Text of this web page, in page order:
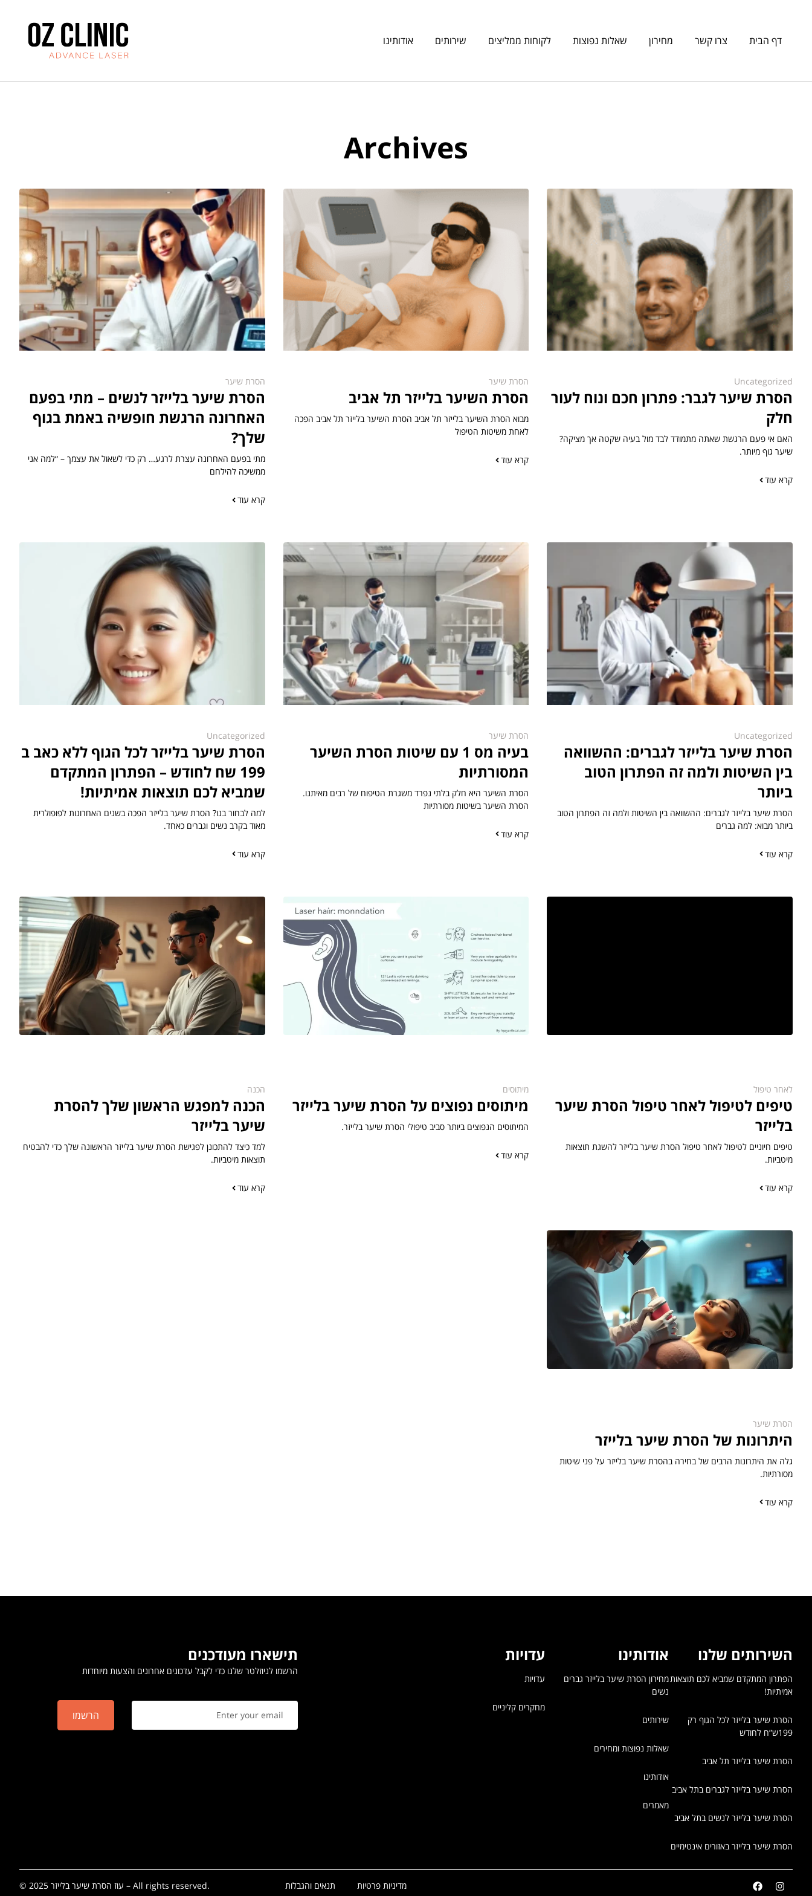
אודותינו שירותים לקוחות ממליצים שאלות נפוצות מחירון צרו קשר דף הבית
Archives
Uncategorized
הסרת שיער לגבר: פתרון חכם ונוח לעור
חלק
האם אי פעם הרגשת שאתה מתמודד לבד מול בעיה שקטה אך מציקה?
שיער גוף מיותר.
קרא עוד
הסרת שיער
הסרת השיער בלייזר תל אביב
מבוא הסרת השיער בלייזר תל אביב הסרת השיער בלייזר תל אביב הפכה
לאחת משיטות הטיפול
קרא עוד
הסרת שיער
הסרת שיער בלייזר לנשים – מתי בפעם
האחרונה הרגשת חופשיה באמת בגוף
שלך?
מתי בפעם האחרונה עצרת לרגע… רק כדי לשאול את עצמך – “למה אני
ממשיכה להילחם
קרא עוד
Uncategorized
הסרת שיער בלייזר לגברים: ההשוואה
בין השיטות ולמה זה הפתרון הטוב
ביותר
הסרת שיער בלייזר לגברים: ההשוואה בין השיטות ולמה זה הפתרון הטוב
ביותר מבוא: למה גברים
קרא עוד
הסרת שיער
בעיה מס 1 עם שיטות הסרת השיער
המסורתיות
הסרת השיער היא חלק בלתי נפרד משגרת הטיפוח של רבים מאיתנו.
הסרת השיער בשיטות מסורתיות
קרא עוד
Uncategorized
הסרת שיער בלייזר לכל הגוף ללא כאב ב
199 שח לחודש – הפתרון המתקדם
שמביא לכם תוצאות אמיתיות!
למה לבחור בנו? הסרת שיער בלייזר הפכה בשנים האחרונות לפופולרית
מאוד בקרב נשים וגברים כאחד.
קרא עוד
לאחר טיפול
טיפים לטיפול לאחר טיפול הסרת שיער
בלייזר
טיפים חיוניים לטיפול לאחר טיפול הסרת שיער בלייזר להשגת תוצאות
מיטביות.
קרא עוד
מיתוסים
מיתוסים נפוצים על הסרת שיער בלייזר
המיתוסים הנפוצים ביותר סביב טיפולי הסרת שיער בלייזר.
קרא עוד
הכנה
הכנה למפגש הראשון שלך להסרת
שיער בלייזר
למד כיצד להתכונן לפגישת הסרת שיער בלייזר הראשונה שלך כדי להבטיח
תוצאות מיטביות.
קרא עוד
הסרת שיער
היתרונות של הסרת שיער בלייזר
גלה את היתרונות הרבים של בחירה בהסרת שיער בלייזר על פני שיטות
מסורתיות.
קרא עוד
השירותים שלנו
הפתרון המתקדם שמביא לכם תוצאות
אמיתיות!
199ש”ח לחודש
הסרת שיער בלייזר תל אביב
הסרת שיער בלייזר לגברים בתל אביב
הסרת שיער בלייזר לנשים בתל אביב
הסרת שיער בלייזר באזורים אינטימיים
אודותינו
נשים
שירותים
שאלות נפוצות ומחירים
אודותינו
מאמרים
עדויות
עדויות
מחקרים קליניים
תישארו מעודכנים
הרשמו לניוזלטר שלנו כדי לקבל עדכונים אחרונים והצעות מיוחדות
הרשמו
© 2025 עוז הסרת שיער בלייזר – All rights reserved. תנאים והגבלות מדיניות פרטיות